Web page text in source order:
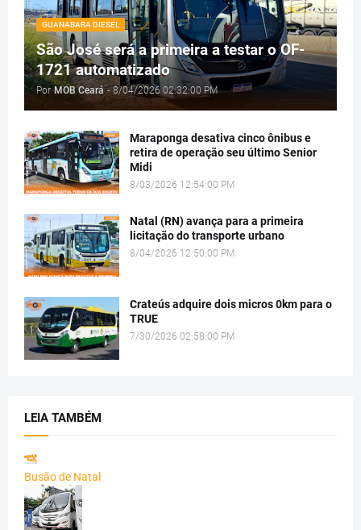
GUANABARA DIESEL
São José será a primeira a testar o OF-
1721 automatizado
Por MOB Ceará - 8/04/2026 02:32:00 PM
Maraponga desativa cinco ônibus e
retira de operação seu último Senior
Midi
8/03/2026 12:54:00 PM
Natal (RN) avança para a primeira
licitação do transporte urbano
8/04/2026 12:50:00 PM
Crateús adquire dois micros 0km para o
TRUE
7/30/2026 02:58:00 PM
LEIA TAMBÉM
Busão de Natal